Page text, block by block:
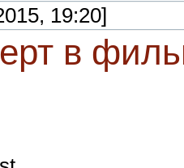
19:20]
в